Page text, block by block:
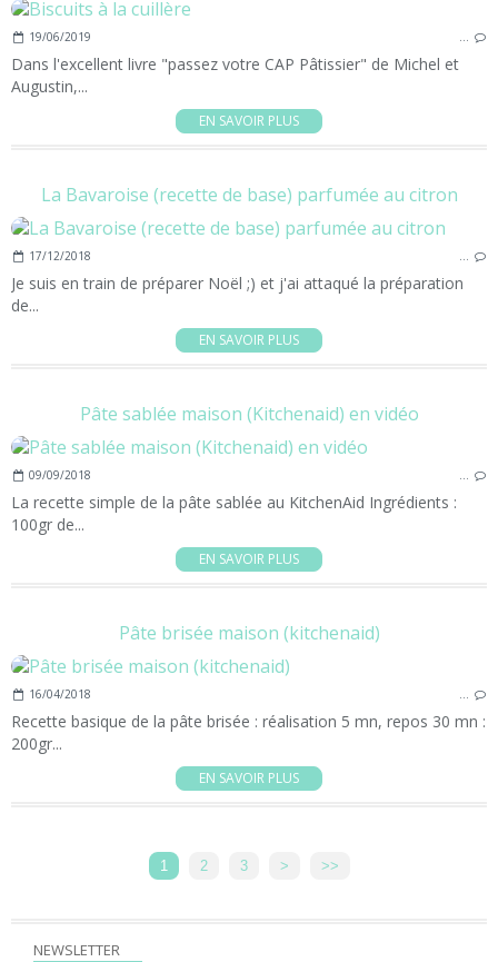
19/06/2019 …
Dans l'excellent livre "passez votre CAP Pâtissier" de Michel et
Augustin,...
EN SAVOIR PLUS
La Bavaroise (recette de base) parfumée au citron
17/12/2018 …
Je suis en train de préparer Noël ;) et j'ai attaqué la préparation
de...
EN SAVOIR PLUS
Pâte sablée maison (Kitchenaid) en vidéo
09/09/2018 …
La recette simple de la pâte sablée au KitchenAid Ingrédients :
100gr de...
EN SAVOIR PLUS
Pâte brisée maison (kitchenaid)
16/04/2018 …
Recette basique de la pâte brisée : réalisation 5 mn, repos 30 mn :
200gr...
EN SAVOIR PLUS
1 2 3 > >>
NEWSLETTER